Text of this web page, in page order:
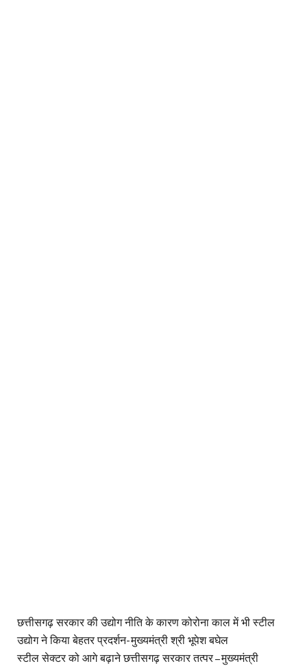
छत्तीसगढ़ सरकार की उद्योग नीति के कारण कोरोना काल में भी स्टील
उद्योग ने किया बेहतर प्रदर्शन- मुख्यमंत्री श्री भूपेश बघेल
स्टील सेक्टर को आगे बढ़ाने छत्तीसगढ़ सरकार तत्पर – मुख्यमंत्री